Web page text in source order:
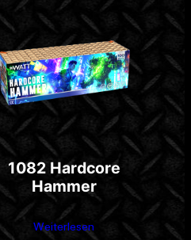
1082 Hardcore
Hammer
Weiterlesen